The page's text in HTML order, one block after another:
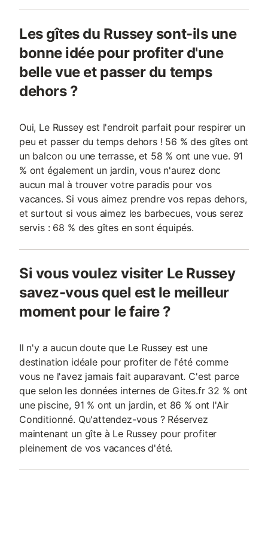
Les gîtes du Russey sont-ils une
bonne idée pour profiter d'une
belle vue et passer du temps
dehors ?
Oui, Le Russey est l'endroit parfait pour respirer un
peu et passer du temps dehors ! 56 % des gîtes ont
un balcon ou une terrasse, et 58 % ont une vue. 91
% ont également un jardin, vous n'aurez donc
aucun mal à trouver votre paradis pour vos
vacances. Si vous aimez prendre vos repas dehors,
et surtout si vous aimez les barbecues, vous serez
servis : 68 % des gîtes en sont équipés.
Si vous voulez visiter Le Russey
savez-vous quel est le meilleur
moment pour le faire ?
Il n'y a aucun doute que Le Russey est une
destination idéale pour profiter de l'été comme
vous ne l'avez jamais fait auparavant. C'est parce
que selon les données internes de Gites.fr 32 % ont
une piscine, 91 % ont un jardin, et 86 % ont l'Air
Conditionné. Qu'attendez-vous ? Réservez
maintenant un gîte à Le Russey pour profiter
pleinement de vos vacances d'été.